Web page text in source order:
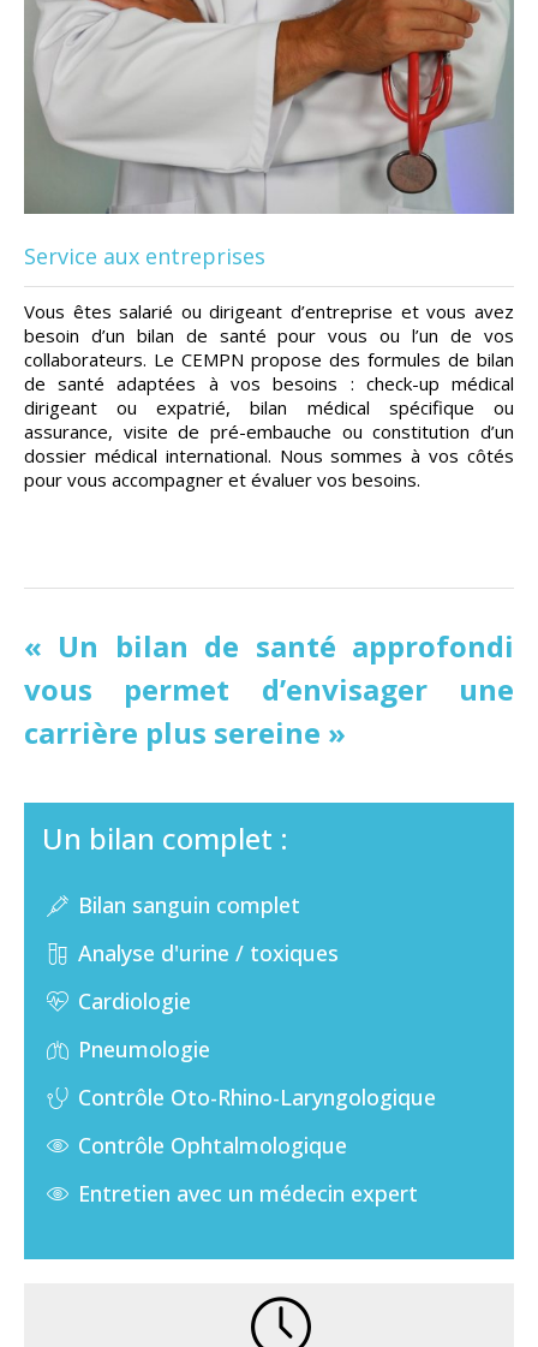
Service aux entreprises
Vous êtes salarié ou dirigeant d’entreprise et vous avez
besoin d’un bilan de santé pour vous ou l’un de vos
collaborateurs. Le CEMPN propose des formules de bilan
de santé adaptées à vos besoins : check-up médical
dirigeant ou expatrié, bilan médical spécifique ou
assurance, visite de pré-embauche ou constitution d’un
dossier médical international. Nous sommes à vos côtés
pour vous accompagner et évaluer vos besoins.
« Un bilan de santé approfondi
vous permet d’envisager une
carrière plus sereine »
Un bilan complet :
Bilan sanguin complet
Analyse d'urine / toxiques
Cardiologie
Pneumologie
Contrôle Oto-Rhino-Laryngologique
Contrôle Ophtalmologique
Entretien avec un médecin expert